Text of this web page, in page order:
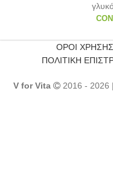
ΟΡΟΙ ΧΡΗΣΗΣ
ΠΟΛΙΤΙΚΗ
V for Vita 2016 - 2026